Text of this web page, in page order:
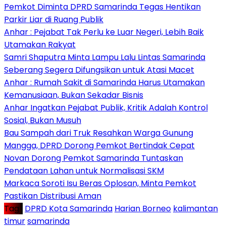
Pemkot Diminta DPRD Samarinda Tegas Hentikan
Parkir Liar di Ruang Publik
Anhar : Pejabat Tak Perlu ke Luar Negeri, Lebih Baik
Utamakan Rakyat
Samri Shaputra Minta Lampu Lalu Lintas Samarinda
Seberang Segera Difungsikan untuk Atasi Macet
Anhar : Rumah Sakit di Samarinda Harus Utamakan
Kemanusiaan, Bukan Sekadar Bisnis
Anhar Ingatkan Pejabat Publik, Kritik Adalah Kontrol
Sosial, Bukan Musuh
Bau Sampah dari Truk Resahkan Warga Gunung
Mangga, DPRD Dorong Pemkot Bertindak Cepat
Novan Dorong Pemkot Samarinda Tuntaskan
Pendataan Lahan untuk Normalisasi SKM
Markaca Soroti Isu Beras Oplosan, Minta Pemkot
Pastikan Distribusi Aman
Tag : DPRD Kota Samarinda Harian Borneo kalimantan
timursamarinda